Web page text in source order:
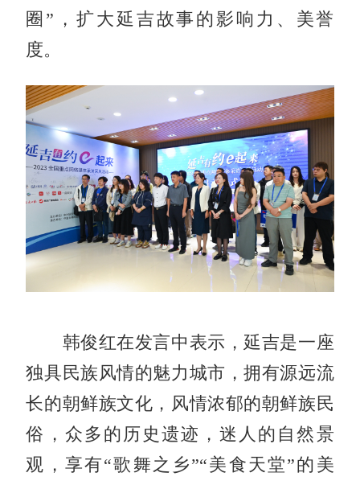
圈”，扩大延吉故事的影响力、美誉
度。
韩俊红在发言中表示，延吉是一座
独具民族风情的魅力城市，拥有源远流
长的朝鲜族文化，风情浓郁的朝鲜族民
俗，众多的历史遗迹，迷人的自然景
观，享有“歌舞之乡”“美食天堂”的美